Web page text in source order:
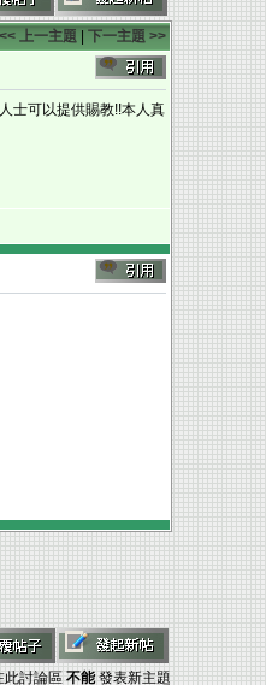
<< 上一主題
下一主題 >>
士可以提供賜教!!本人真
此討論區 不能發表新主題